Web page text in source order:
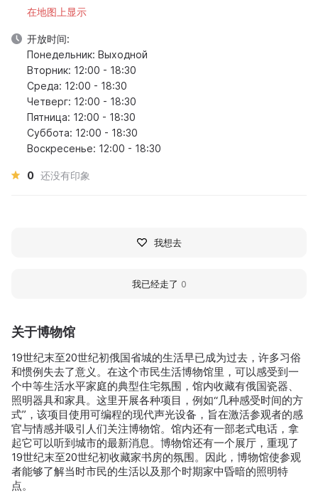
关于博物馆
19世纪末至20世纪初俄国省城的生活早已成为过去，许多习俗
和惯例失去了意义。在这个市民生活博物馆里，可以感受到一
个中等生活水平家庭的典型住宅氛围，馆内收藏有俄国瓷器、
照明器具和家具。这里开展各种项目，例如“几种感受时间的方
式”，该项目使用可编程的现代声光设备，旨在激活参观者的感
官与情感并吸引人们关注博物馆。馆内还有一部老式电话，拿
起它可以听到城市的最新消息。博物馆还有一个展厅，重现了
19世纪末至20世纪初收藏家书房的氛围。因此，博物馆使参观
者能够了解当时市民的生活以及那个时期家中昏暗的照明特
点。
在地图上显示
开放时间:
Понедельник: Выходной
Вторник: 12:00 - 18:30
Среда: 12:00 - 18:30
Четверг: 12:00 - 18:30
Пятница: 12:00 - 18:30
Суббота: 12:00 - 18:30
Воскресенье: 12:00 - 18:30
0 还没有印象
我想去
我已经走了 0